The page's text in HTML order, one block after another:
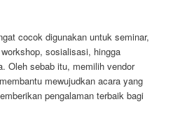
cocok digunakan untuk seminar,
sosialisasi, hingga
Oleh sebab itu, memilih vendor
mewujudkan acara yang
pengalaman terbaik bagi